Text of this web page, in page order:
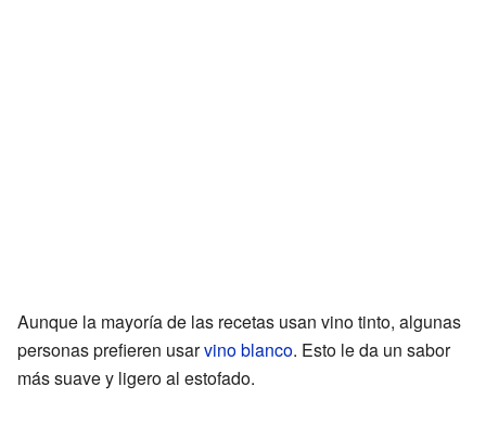
Aunque la mayoría de las recetas usan vino tinto, algunas
personas prefieren usarvino blanco. Esto le da un sabor
más suave y ligero al estofado.